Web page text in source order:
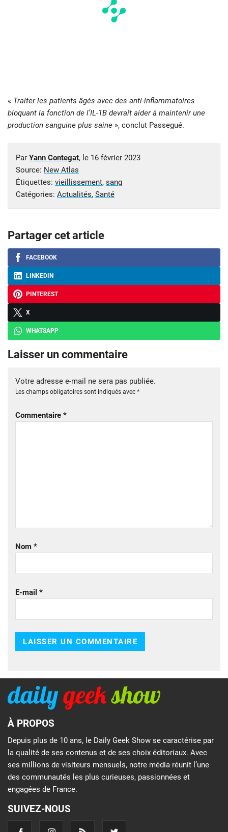
« Traiter les patients âgés avec des anti-inflammatoires
bloquant la fonction de l’IL-1B devrait aider à maintenir une
production sanguine plus saine », conclut Passegué.
Par Yann Contegat, le 16 février 2023
Source: New Atlas
Étiquettes: vieillissement, sang
Catégories: Actualités, Santé
Partager cet article
FACEBOOK
LINKEDIN
PINTEREST
X
WHATSAPP
Laisser un commentaire
Votre adresse e-mail ne sera pas publiée.
Les champs obligatoires sont indiqués avec *
Commentaire *
Nom *
E-mail *
À PROPOS
Depuis plus de 10 ans, le Daily Geek Show se caractérise par
la qualité de ses contenus et de ses choix éditoriaux. Avec
ses millions de visiteurs mensuels, notre média réunit l’une
des communautés les plus curieuses, passionnées et
engagées de France.
SUIVEZ-NOUS